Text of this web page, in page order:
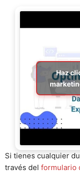
Haz
Si tienes cualquier
través del formulario